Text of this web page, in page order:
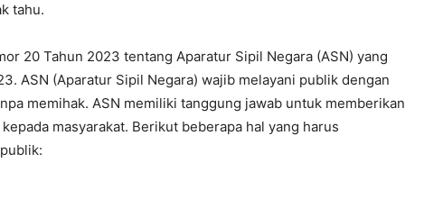
tahu.
20 Tahun 2023 tentang Aparatur Sipil Negara (ASN) yang
ASN (Aparatur Sipil Negara) wajib melayani publik dengan
memihak. ASN memiliki tanggung jawab untuk memberikan
masyarakat. Berikut beberapa hal yang harus